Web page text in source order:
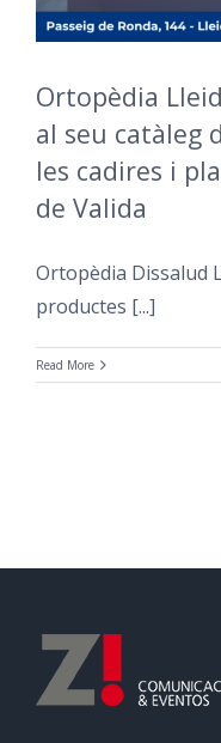
Ortopèdia
al seu catàleg
les cadires i
de Valida
Ortopèdia Dissalud
productes [...]
Read More